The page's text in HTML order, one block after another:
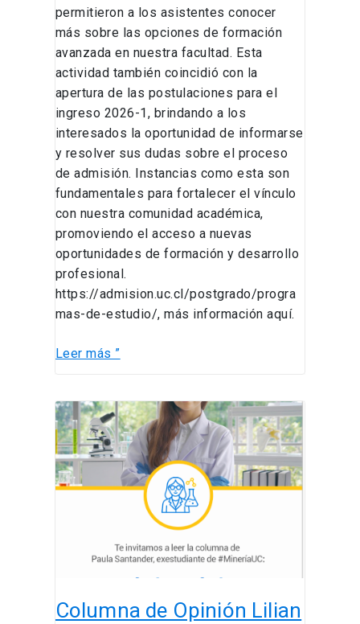
permitieron a los asistentes conocer
más sobre las opciones de formación
avanzada en nuestra facultad. Esta
actividad también coincidió con la
apertura de las postulaciones para el
ingreso 2026-1, brindando a los
interesados la oportunidad de informarse
y resolver sus dudas sobre el proceso
de admisión. Instancias como esta son
fundamentales para fortalecer el vínculo
con nuestra comunidad académica,
promoviendo el acceso a nuevas
oportunidades de formación y desarrollo
profesional.
https://admision.uc.cl/postgrado/progra
mas-de-estudio/, más información aquí.
Leer más ”
Columna de Opinión Lilian
Columna
de
Opinión
Lilian
Velásquez
Santander